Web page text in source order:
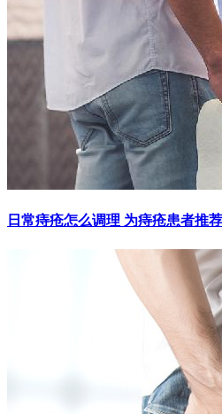
日常痔疮怎么调理 为痔疮患者推